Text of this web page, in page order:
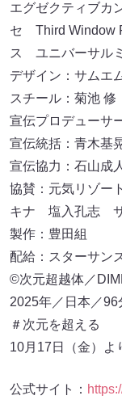
エグゼクティブカ
セ Third Window
ス ユニバーサル
デザイン：サムエ
スチール：菊池
宣伝プロデューサ
宣伝統括：青木基
宣伝協力：石山成人
協賛：元気リゾ
キナ 塩入孔志
製作：豊田組
配給：スターサン
©次元超越体／
2025年／日本／
＃次元を超える
10月17日（金）よ
公式サイト：